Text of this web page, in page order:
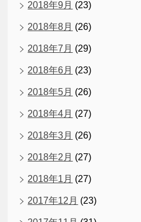
2018年9月 (23)
2018年8月 (26)
2018年7月 (29)
2018年6月 (23)
2018年5月 (26)
2018年4月 (27)
2018年3月 (26)
2018年2月 (27)
2018年1月 (27)
2017年12月 (23)